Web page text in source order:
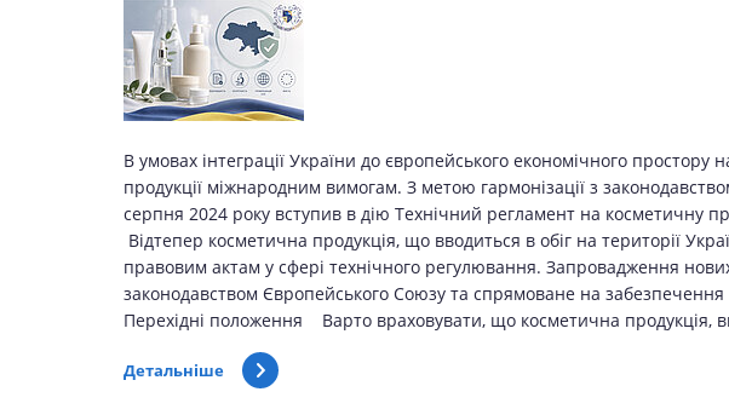
В умовах інтеграції України до європейського економічного
продукції міжнародним вимогам. З метою гармонізації з
серпня 2024 року вступив в дію Технічний регламент на косметичну
Відтепер косметична продукція, що вводиться в обіг на території
правовим актам у сфері технічного регулювання. Запровадження
законодавством Європейського Союзу та спрямоване на забезпечення
Перехідні положення Варто враховувати, що косметична продукція,
Детальніше